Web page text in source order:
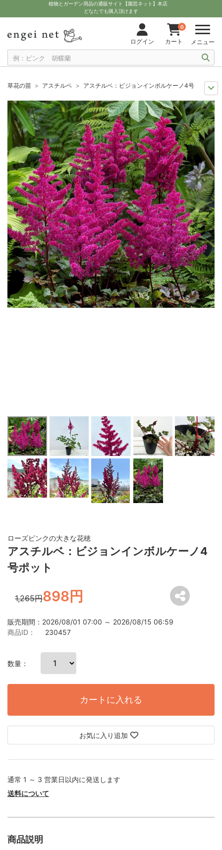
植物とガーデン用品の通販サイト【園芸ネット】本店
どなたでも購入頂けます
ログイン
0
カート メニュー
草花の苗 アスチルベ
アスチルベ：ビジョンインボルケーノ4号ポット
セール
草花 ハーブ・野菜苗 アスチルベ：ビジョンインボルケーノ4号ポ
ローズピンクの大きな花穂
アスチルベ：ビジョンインボルケーノ4
号ポット
1,265円898円
販売期間：2026/08/01 07:00 ～ 2026/08/15 06:59
商品ID：
230457
数量：
カートに入れる
お気に入り追加
通常 1 ～ 3 営業日以内に発送します
送料について
商品説明